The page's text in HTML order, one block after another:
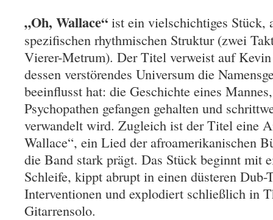
„Oh, Wallace“ ist ein vielschichtiges Stück,
spezifischen rhythmischen Struktur (zwei
Vierer-Metrum). Der Titel verweist auf
dessen verstörendes Universum die
beeinflusst hat: die Geschichte eines
Psychopathen gefangen gehalten und
verwandelt wird. Zugleich ist der Titel eine
Wallace“, ein Lied der afroamerikanischen
die Band stark prägt. Das Stück beginnt mit
Schleife, kippt abrupt in einen düsteren
Interventionen und explodiert schließlich in
Gitarrensolo.